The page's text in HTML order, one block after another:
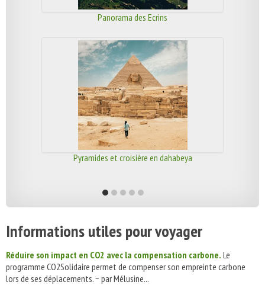
Panorama des Ecrins
Pyramides et croisière en dahabeya
Informations utiles pour voyager
Réduire son impact en CO2 avec la compensation carbone. Le
programme CO2Solidaire permet de compenser son empreinte carbone
lors de ses déplacements. ~ par Mélusine...